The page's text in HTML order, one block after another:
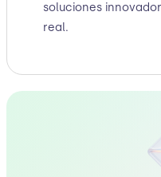
soluciones
real.